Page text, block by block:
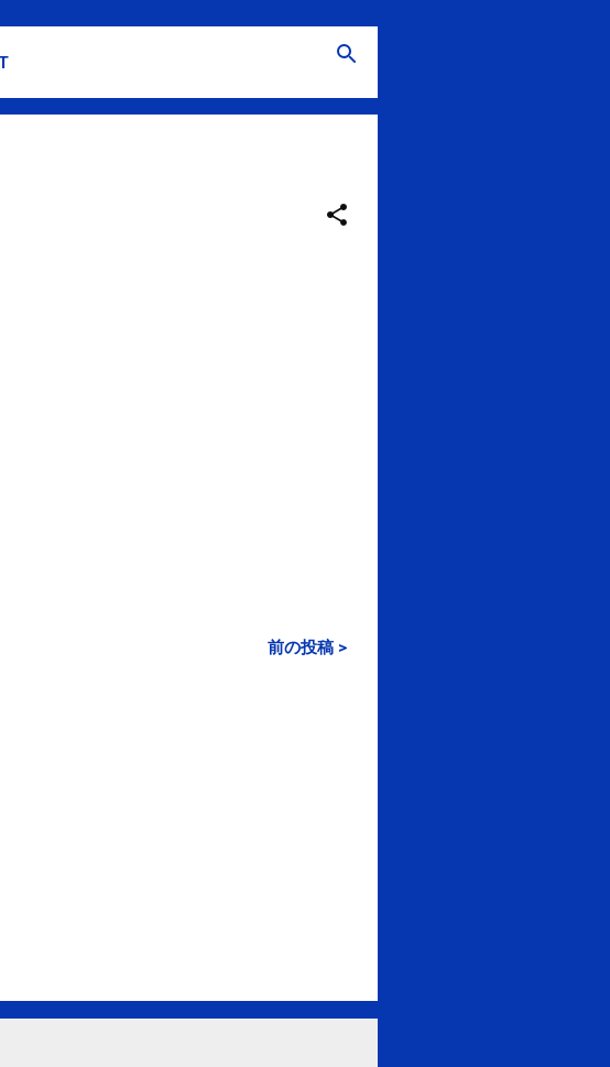
前の投稿 >